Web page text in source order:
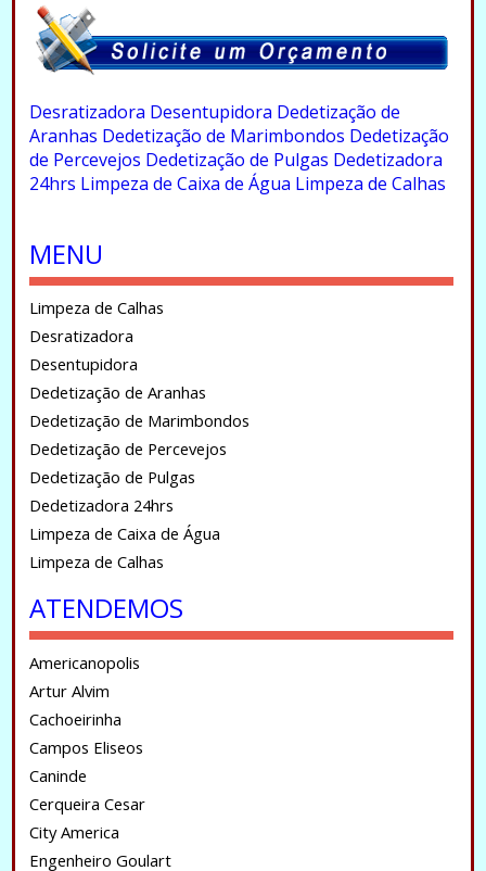
Desratizadora Desentupidora Dedetização de
Aranhas Dedetização de Marimbondos Dedetização
de Percevejos Dedetização de Pulgas Dedetizadora
24hrs Limpeza de Caixa de Água Limpeza de Calhas
MENU
Limpeza de Calhas
Desratizadora
Desentupidora
Dedetização de Aranhas
Dedetização de Marimbondos
Dedetização de Percevejos
Dedetização de Pulgas
Dedetizadora 24hrs
Limpeza de Caixa de Água
Limpeza de Calhas
ATENDEMOS
Americanopolis
Artur Alvim
Cachoeirinha
Campos Eliseos
Caninde
Cerqueira Cesar
City America
Engenheiro Goulart